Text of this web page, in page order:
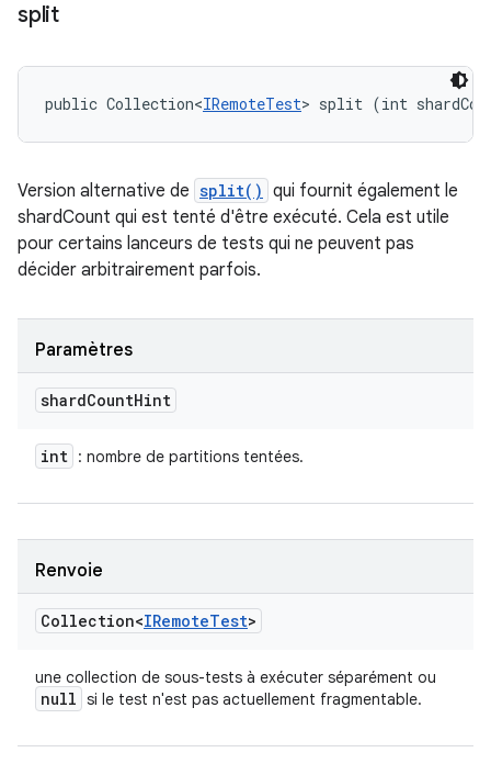
split
public Collection<IRemoteTest> split (int
Version alternative de split() qui fournit également le
shardCount qui est tenté d'être exécuté. Cela est utile
pour certains lanceurs de tests qui ne peuvent pas
décider arbitrairement parfois.
Paramètres
shardCountHint
int : nombre de partitions tentées.
Renvoie
Collection<IRemoteTest>
une collection de sous-tests à exécuter séparément ou
null si le test n'est pas actuellement fragmentable.